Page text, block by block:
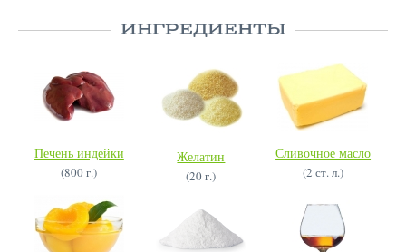
ИНГРЕДИЕНТЫ
Печень индейки
(800 г.)
Желатин
(20 г.)
Сливочное масло
(2 ст. л.)